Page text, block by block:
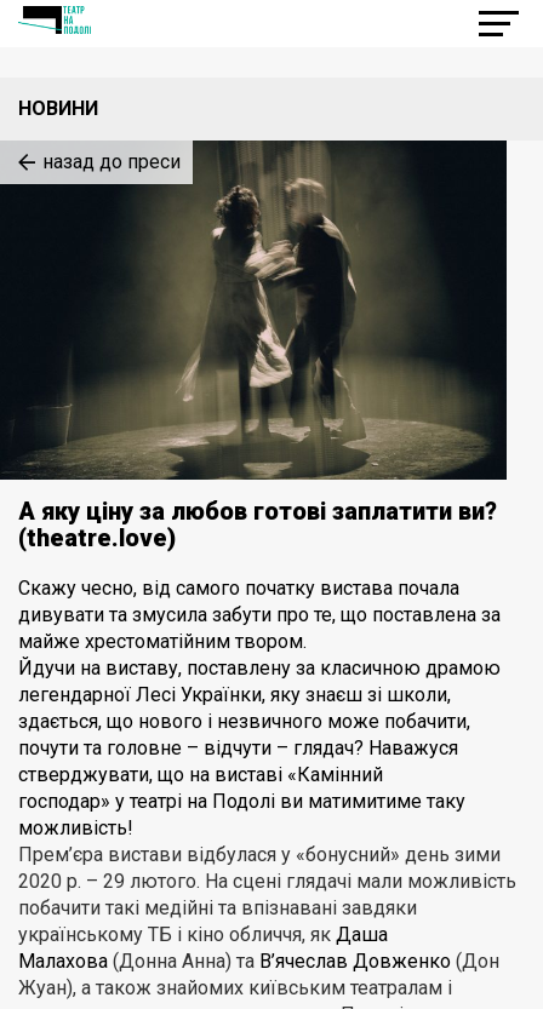
НОВИНИ
назад до преси
А яку ціну за любов готові заплатити ви?
(theatre.love)
Скажу чесно, від самого початку вистава почала
дивувати та змусила забути про те, що поставлена за
майже хрестоматійним твором.
Йдучи на виставу, поставлену за класичною драмою
легендарної Лесі Українки, яку знаєш зі школи,
здається, що нового і незвичного може побачити,
почути та головне – відчути – глядач? Наважуся
стверджувати, що на виставі «Камінний
господар» утеатрі на Подолі ви матимитиме таку
можливість!
Прем’єра вистави відбулася у «бонусний» день зими
2020 р. – 29 лютого. На сцені глядачі мали можливість
побачити такі медійні та впізнавані завдяки
українському ТБ і кіно обличчя, як Даша
Малахова (Донна Анна) та В’ячеслав Довженко (Дон
Жуан), а також знайомих київським театралам і